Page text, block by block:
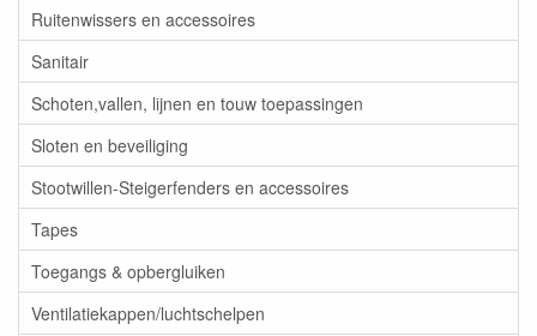
Ruitenwissers en accessoires
Sanitair
Schoten,vallen, lijnen en touw toepassingen
Sloten en beveiliging
Stootwillen-Steigerfenders en accessoires
Tapes
Toegangs & opbergluiken
Ventilatiekappen/luchtschelpen